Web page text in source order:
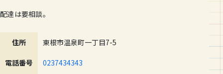
配達は要相談。
住所 東根市温泉町一丁目7-5
電話番号 0237434343